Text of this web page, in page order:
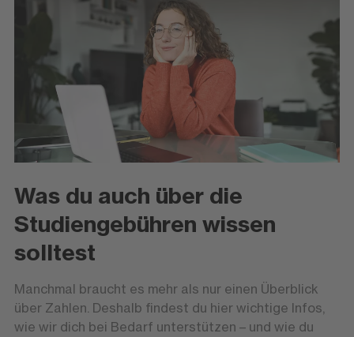
Was du auch über die
Studiengebühren wissen
solltest
Manchmal braucht es mehr als nur einen Überblick
über Zahlen. Deshalb findest du hier wichtige Infos,
wie wir dich bei Bedarf unterstützen – und wie du